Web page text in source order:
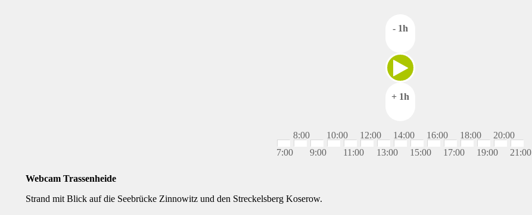
- 1h
+ 1h
7:00
8:00
9:00
10:00
11:00
12:00
13:00
14:00
15:00
16:00
17:00
18:00
19:00
20:00
21:00
Webcam Trassenheide
Strand mit Blick auf die Seebrücke Zinnowitz und den Streckelsberg Koserow.